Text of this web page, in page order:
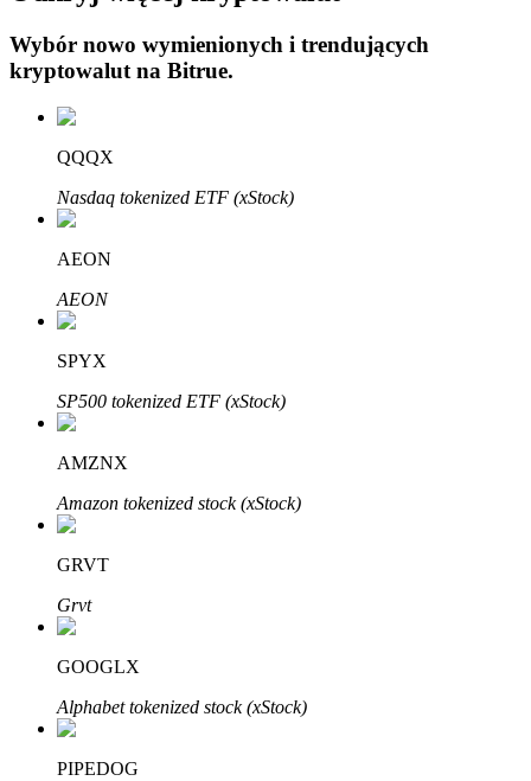
Automatyczna inwestycja
Zdobądź długoterminowy zysk i elastyczne zainteresowania
Naucz się stakingu
Dowiedz się, jak uzyskać dochód pasywny
Bitrue
Bitruści Partnerzy
Wybór nowo wymienionych i trendujących
kryptowalut na Bitrue.
QQQX
Nasdaq tokenized ETF (xStock)
AEON
AEON
SPYX
SP500 tokenized ETF (xStock)
AMZNX
Amazon tokenized stock (xStock)
GRVT
Grvt
GOOGLX
Alphabet tokenized stock (xStock)
PIPEDOG